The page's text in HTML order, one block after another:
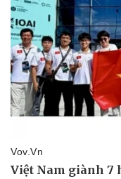
Thể thao
Thế giới thể thao
eSports